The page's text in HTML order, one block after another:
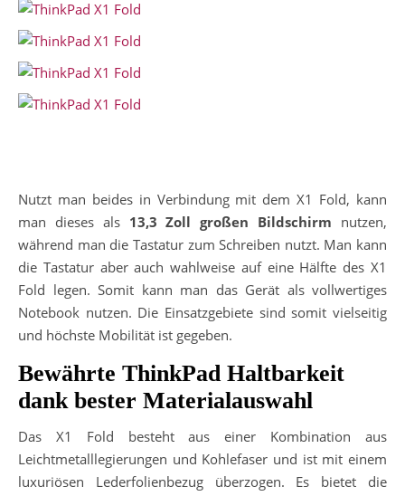
Nutzt man beides in Verbindung mit dem X1 Fold, kann
man dieses als 13,3 Zoll großen Bildschirm nutzen,
während man die Tastatur zum Schreiben nutzt. Man kann
die Tastatur aber auch wahlweise auf eine Hälfte des X1
Fold legen. Somit kann man das Gerät als vollwertiges
Notebook nutzen. Die Einsatzgebiete sind somit vielseitig
und höchste Mobilität ist gegeben.
Bewährte ThinkPad Haltbarkeit
dank bester Materialauswahl
Das X1 Fold besteht aus einer Kombination aus
Leichtmetalllegierungen und Kohlefaser und ist mit einem
luxuriösen Lederfolienbezug überzogen. Es bietet die